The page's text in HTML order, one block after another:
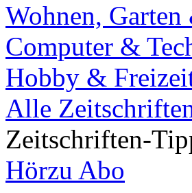
Wohnen,
Computer &
Hobby &
Alle
Zeitschriften-
Hörzu Abo